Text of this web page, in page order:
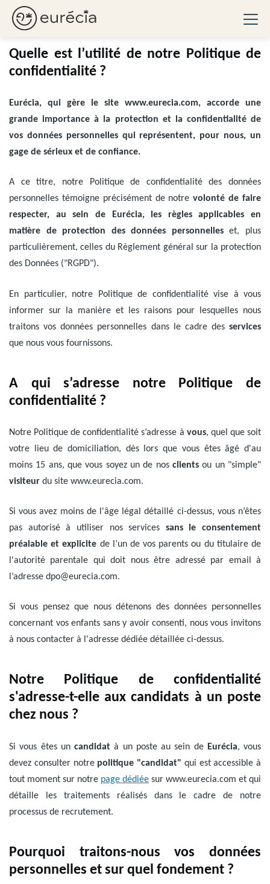
Politique de confidentialité
Quelle est l’utilité de notre Politique de
confidentialité ?
Eurécia, qui gère le site www.eurecia.com, accorde une
grande importance à la protection et la confidentialité de
vos données personnelles qui représentent, pour nous, un
gage de sérieux et de confiance.
A ce titre, notre Politique de confidentialité des données
personnelles témoigne précisément de notrevolonté de faire
respecter, au sein de Eurécia, les règles applicables en
matière de protection des données personnelleset, plus
particulièrement, celles du Règlement général sur la protection
des Données ("RGPD").
En particulier, notre Politique de confidentialité vise à vous
informer sur la manière et les raisons pour lesquelles nous
traitons vos données personnelles dans le cadre des services
que nous vous fournissons.
A qui s’adresse notre Politique de
confidentialité ?
Notre Politique de confidentialité s’adresse à vous, quel que soit
votre lieu de domiciliation, dès lors que vous êtes âgé d'au
moins 15 ans, que vous soyez un de nos clients ou un "simple"
visiteur du site www.eurecia.com.
Si vous avez moins de l'âge légal détaillé ci-dessus, vous n’êtes
pas autorisé à utiliser nos services sans le consentement
préalable et explicite de l’un de vos parents ou du titulaire de
l'autorité parentale qui doit nous être adressé par email à
l’adresse dpo@eurecia.com.
Si vous pensez que nous détenons des données personnelles
concernant vos enfants sans y avoir consenti, nous vous invitons
à nous contacter à l'adresse dédiée détaillée ci-dessus.
Notre Politique de confidentialité
s'adresse-t-elle aux candidats à un poste
chez nous ?
Si vous êtes un candidat à un poste au sein de Eurécia, vous
devez consulter notre politique "candidat" qui est accessible à
tout moment sur notre page dédiée sur www.eurecia.com et qui
détaille les traitements réalisés dans le cadre de notre
processus de recrutement.
Pourquoi traitons-nous vos données
personnelles et sur quel fondement ?